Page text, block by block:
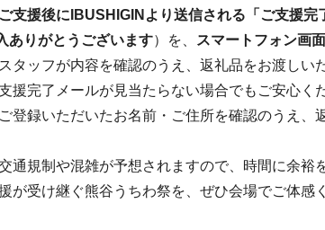
ご支援後にIBUSHIGINより送信される「ご支援完
ありがとうございます）を、 スマートフォン画
タッフが内容を確認のうえ、返礼品をお渡しい
援完了メールが見当たらない場合でもご安心く
登録いただいたお名前・ご住所を確認のうえ、
通規制や混雑が予想されますので、時間に余裕
が受け継ぐ熊谷うちわ祭を、ぜひ会場でご体感